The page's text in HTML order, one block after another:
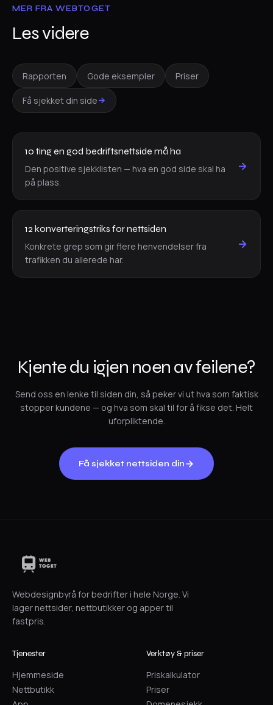
MER FRA WEBTOGET
Les videre
Rapporten Gode eksempler Priser
Få sjekket din side
10 ting en god bedriftsnettside må ha
Den positive sjekklisten — hva en god side skal ha
på plass.
12 konverteringstriks for nettsiden
Konkrete grep som gir flere henvendelser fra
trafikken du allerede har.
Kjente du igjen noen av feilene?
Send oss en lenke til siden din, så peker vi ut hva som faktisk
stopper kundene — og hva som skal til for å fikse det. Helt
uforpliktende.
Få sjekket nettsiden din
Webdesignbyrå for bedrifter i hele Norge. Vi
lager nettsider, nettbutikker og apper til
fastpris.
Tjenester
Hjemmeside
Nettbutikk
Verktøy & priser
Priskalkulator
Priser